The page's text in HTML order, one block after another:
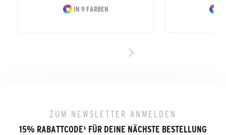
IN 9 FARBEN
ZUM NEWSLETTER ANMELDEN
15% RABATTCODE¹ FÜR DEINE NÄCHSTE BESTELLUNG